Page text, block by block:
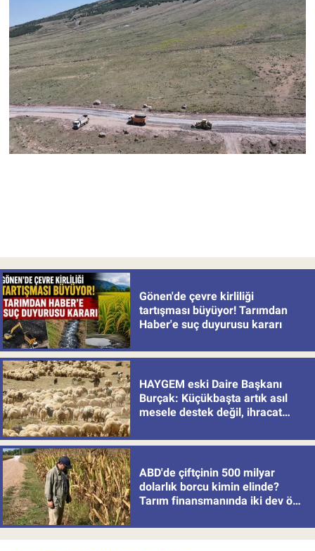
Gönen'de çevre kirliliği
tartışması büyüyor! Tarımdan
Haber'e suç duyurusu kararı
HAYGEM eski Daire Başkanı
Burçak: Küçükbaşta artık asıl
mesele destek değil, ihracat
ABD'de çiftçinin 500 milyar
dolarlık borcu kimin elinde?
Tarım finansmanında iki dev öne